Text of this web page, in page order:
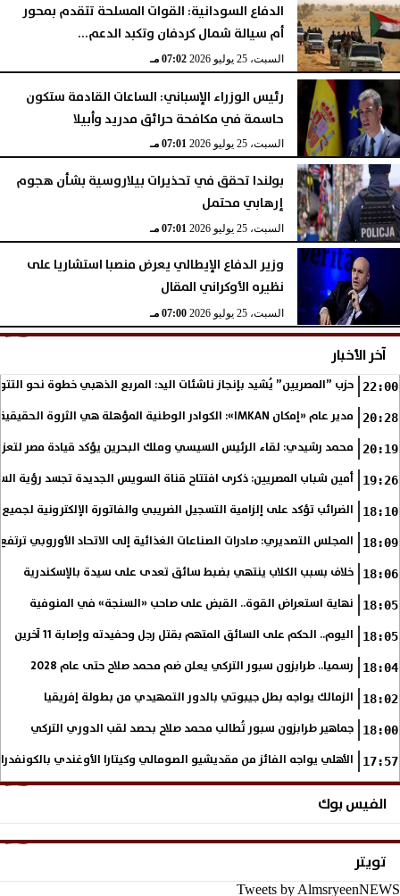
الدفاع السودانية: القوات المسلحة تتقدم بمحور
أم سيالة شمال كردفان وتكبد الدعم...
السبت، 25 يوليو 2026 07:02 مـ
رئيس الوزراء الإسباني: الساعات القادمة ستكون
حاسمة في مكافحة حرائق مدريد وأبيلا
السبت، 25 يوليو 2026 07:01 مـ
بولندا تحقق في تحذيرات بيلاروسية بشأن هجوم
إرهابي محتمل
السبت، 25 يوليو 2026 07:01 مـ
وزير الدفاع الإيطالي يعرض منصبا استشاريا على
نظيره الأوكراني المقال
السبت، 25 يوليو 2026 07:00 مـ
آخر الأخبار
22:00 حزب ”المصريين” يُشيد بإنجاز ناشئات اليد: المربع الذهبي خطوة نحو
20:28 مدير عام «إمكان IMKAN»: الكوادر الوطنية المؤهلة هي الثروة الحقيقية لمستقبل التنمية في مصر
20:19 محمد رشيدي: لقاء الرئيس السيسي وملك البحرين يؤكد قيادة مصر
19:26 أمين شباب المصريين: ذكرى افتتاح قناة السويس الجديدة تجسد رؤية
18:10 الضرائب تؤكد على إلزامية التسجيل الضريبي والفاتورة الإلكترونية
18:09 المجلس التصديري: صادرات الصناعات الغذائية إلى الاتحاد الأوروبي ترتفع 15.4% خلال النصف الأول من
18:06 خلاف بسبب الكلاب ينتهي بضبط سائق تعدى على سيدة بالإسكندرية
18:05 نهاية استعراض القوة.. القبض على صاحب «السنجة» في المنوفية
18:05 اليوم.. الحكم على السائق المتهم بقتل رجل وحفيدته وإصابة 11 آخرين
18:04 رسميا.. طرابزون سبور التركي يعلن ضم محمد صلاح حتى عام 2028
18:02 الزمالك يواجه بطل جيبوتي بالدور التمهيدي من بطولة إفريقيا
18:00 جماهير طرابزون سبور تُطالب محمد صلاح بحصد لقب الدوري التركي
17:57 الأهلي يواجه الفائز من مقديشيو الصومالي وكيتارا الأوغندي
الفيس بوك
تويتر
Tweets by AlmsryeenNEWS